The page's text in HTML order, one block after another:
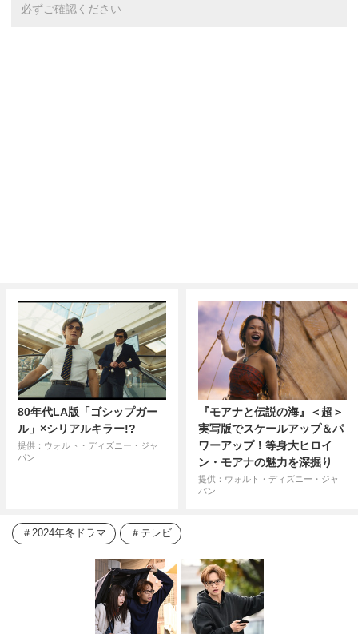
必ずご確認ください
80年代LA版「ゴシップガー
ル」×シリアルキラー!?
提供：ウォルト・ディズニー・ジャ
パン
『モアナと伝説の海』＜超＞
実写版でスケールアップ＆パ
ワーアップ！等身大ヒロイ
ン・モアナの魅力を深掘り
提供：ウォルト・ディズニー・ジャ
パン
2024年冬ドラマ テレビ